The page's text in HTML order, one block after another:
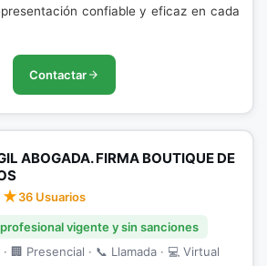
confiable y eficaz en cada
Contactar
ABOGADA. FIRMA BOUTIQUE DE
36 Usuarios
vigente y sin sanciones
· 🏢 Presencial · 📞 Llamada · 💻 Virtual